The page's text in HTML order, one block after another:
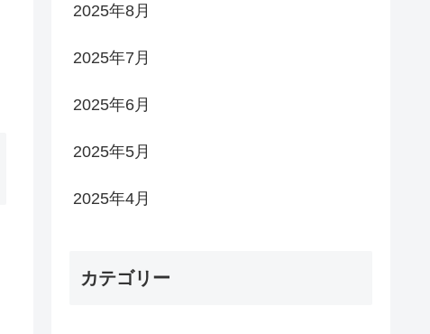
2025年8月
2025年7月
2025年6月
2025年5月
2025年4月
カテゴリー